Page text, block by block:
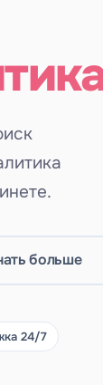
больше
24/7